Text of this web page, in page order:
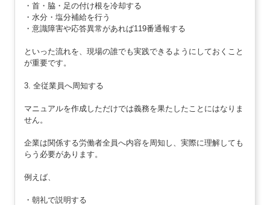
・首・脇・足の付け根を冷却する
・水分・塩分補給を行う
・意識障害や応答異常があれば119番通報する
といった流れを、現場の誰でも実践できるようにしておくこと
が重要です。
3. 全従業員へ周知する
マニュアルを作成しただけでは義務を果たしたことにはなりま
せん。
企業は関係する労働者全員へ内容を周知し、実際に理解しても
らう必要があります。
例えば、
・朝礼で説明する